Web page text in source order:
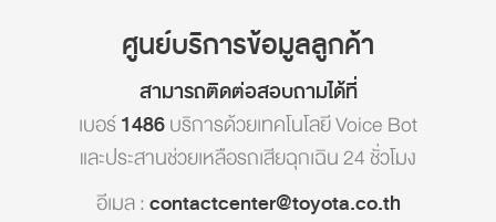
ศูนย์บริการข้อมูลลูกค้า
สามารถติดต่อสอบถามได้ที่
เบอร์1486บริการด้วยเทคโนโลยี Voice Bot
และประสานช่วยเหลือรถเสียฉุกเฉิน 24 ชั่วโมง
อีเมล :contactcenter@toyota.co.th